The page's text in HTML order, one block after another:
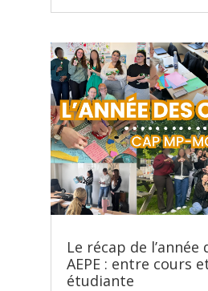
Le récap de l’année
AEPE : entre cours
étudiante